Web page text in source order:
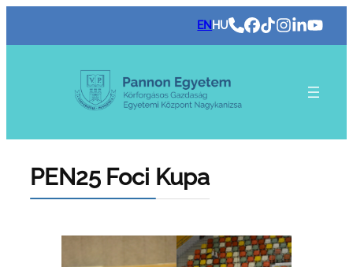
tartalomhoz
EN HU
PEN25 Foci Kupa